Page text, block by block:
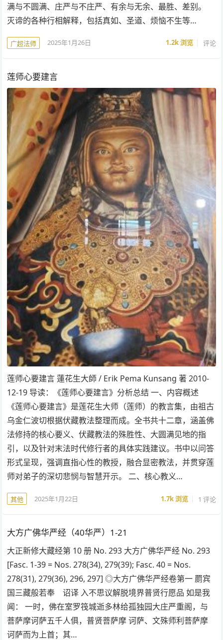
满与不圆满、庄严与不庄严、有余与无余、最胜、差别。
灭谛的各种行相解释，包括真如、圣道、烦恼不生等…
广超法师 2025年1月26日 1.2k浏览 评论
莲师心要建言
莲师心要建言 蓮花生大師 / Erik Pema Kunsang 著 2010-
12-19 导读：《莲师心要建言》分析总结 一、内容概述
《莲师心要建言》是莲花生大师（莲师）的教言集，由祖古
乌金仁波切根据伏藏教法整理而成。全书共十二章，涵盖佛
法修持的核心要义、伏藏教法的殊胜性、大圆满见地的指
引，以及针对末法时代修行者的具体实践建议。书中以问答
形式呈现，强调直指心性的教授，融合显密教法，并贯穿莲
师对弟子的深切悲悯与智慧开示。 二、核心教义…
其他 2025年1月22日 1.7k浏览 1 评论
大方广佛华严经（40华严）1-21
大正新修大藏经第 10 册 No. 293 大方广佛华严经 No. 293
[Fasc. 1-39 = Nos. 278(34), 279(39); Fasc. 40 = Nos.
278(31), 279(36), 296, 297] ◎大方广佛华严经卷第一 罽宾
国三藏般若奉 诏译 入不思议解脱境界普贤行愿品 如是我
闻： 一时，佛在室罗筏城逝多林给孤独园大庄严重阁，与
菩萨摩诃萨五千人俱，普贤菩萨摩 诃萨、文殊师利菩萨摩
诃萨而为上首；其…